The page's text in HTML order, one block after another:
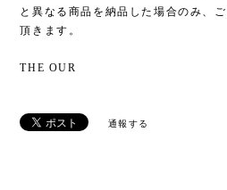
と異なる商品を納品した場合のみ、
頂きます。
THE OUR
通報する